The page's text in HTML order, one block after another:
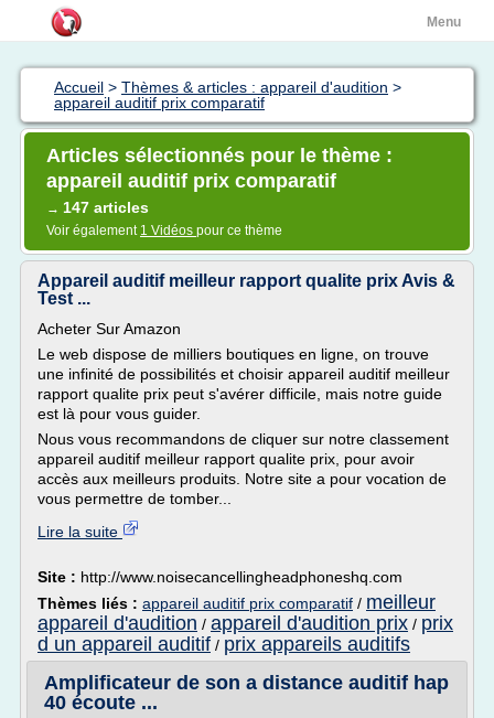
Menu
Accueil > Thèmes & articles : appareil d'audition >
appareil auditif prix comparatif
Articles sélectionnés pour le thème :
appareil auditif prix comparatif
→ 147 articles
Voir également 1 Vidéos pour ce thème
Appareil auditif meilleur rapport qualite prix Avis &
Test ...
Acheter Sur Amazon
Le web dispose de milliers boutiques en ligne, on trouve
une infinité de possibilités et choisir appareil auditif meilleur
rapport qualite prix peut s'avérer difficile, mais notre guide
est là pour vous guider.
Nous vous recommandons de cliquer sur notre classement
appareil auditif meilleur rapport qualite prix, pour avoir
accès aux meilleurs produits. Notre site a pour vocation de
vous permettre de tomber...
Lire la suite
Site : http://www.noisecancellingheadphoneshq.com
Thèmes liés : appareil auditif prix comparatif / meilleur
appareil d'audition / appareil d'audition prix / prix
d un appareil auditif / prix appareils auditifs
Amplificateur de son a distance auditif hap
40 écoute ...